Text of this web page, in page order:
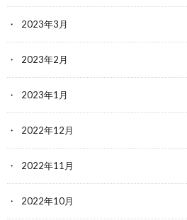
2023年3月
2023年2月
2023年1月
2022年12月
2022年11月
2022年10月